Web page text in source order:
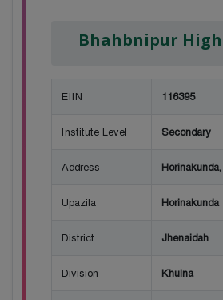
Bhahbnipur High
EIIN 116395
Institute Level Secondary
Address
Upazila Horinakunda
District Jhenaidah
Division Khulna